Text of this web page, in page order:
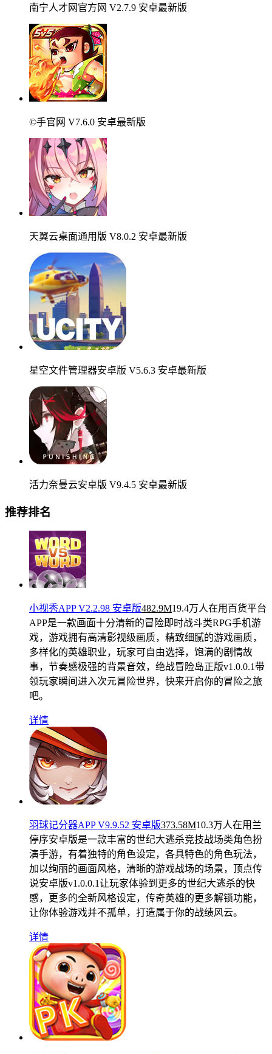
南宁人才网官方网 V2.7.9 安卓最新版
©手官网 V7.6.0 安卓最新版
天翼云桌面通用版 V8.0.2 安卓最新版
星空文件管理器安卓版 V5.6.3 安卓最新版
活力奈曼云安卓版 V9.4.5 安卓最新版
推荐排名
小视秀APP V2.2.98 安卓版482.9M19.4万人在用 百货平台
APP是一款画面十分清新的冒险即时战斗类RPG手机游
戏，游戏拥有高清影视级画质，精致细腻的游戏画质，
多样化的英雄职业，玩家可自由选择，饱满的剧情故
事，节奏感极强的背景音效，绝战冒险岛正版v1.0.0.1带
领玩家瞬间进入次元冒险世界，快来开启你的冒险之旅
吧。
详情
羽球记分器APP V9.9.52 安卓版373.58M10.3万人在用 兰
停序安卓版是一款丰富的世纪大逃杀竞技战场类角色扮
演手游，有着独特的角色设定，各具特色的角色玩法，
加以绚丽的画面风格，清晰的游戏战场的场景，顶点传
说安卓版v1.0.0.1让玩家体验到更多的世纪大逃杀的快
感，更多的全新风格设定，传奇英雄的更多解锁功能，
让你体验游戏并不孤单，打造属于你的战绩风云。
详情